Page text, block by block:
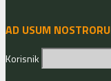
AD USUM
Korisnik